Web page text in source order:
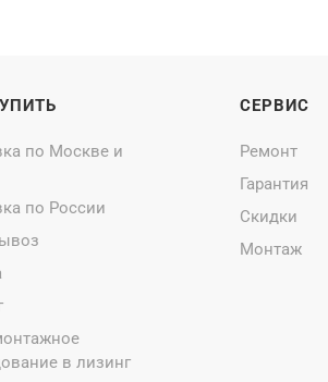
по Москве и
по России
в лизинг
СЕРВИС
Ремонт
Гарантия
Скидки
Монтаж